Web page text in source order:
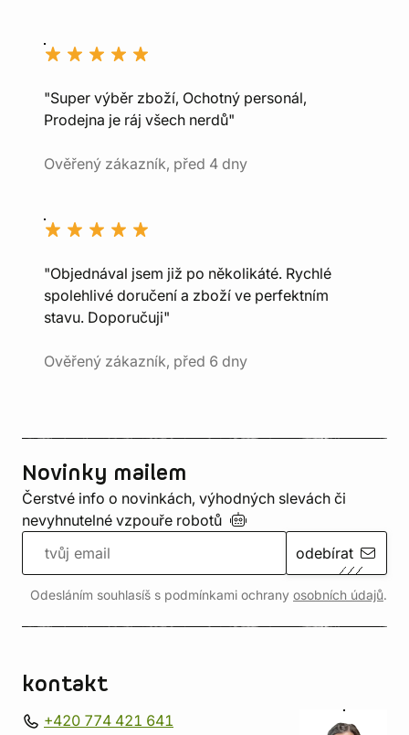
"Super výběr zboží, Ochotný personál,
Prodejna je ráj všech nerdů"
Ověřený zákazník, před 4 dny
"Objednával jsem již po několikáté. Rychlé
spolehlivé doručení a zboží ve perfektním
stavu. Doporučuji"
Ověřený zákazník, před 6 dny
Novinky mailem
Čerstvé info o novinkách, výhodných slevách či
nevyhnutelné vzpouře robotů
odebírat
Odesláním souhlasíš s podmínkami ochrany osobních údajů.
kontakt
+420 774 421 641